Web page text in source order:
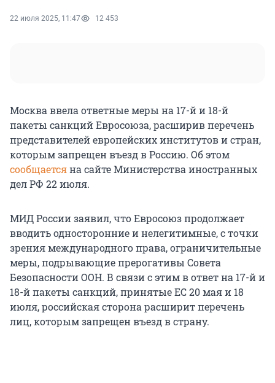
22 июля 2025, 11:47 12 453
Москва ввела ответные меры на 17-й и 18-й
пакеты санкций Евросоюза, расширив перечень
представителей европейских институтов и стран,
которым запрещен въезд в Россию. Об этом
сообщаетсяна сайте Министерства иностранных
дел РФ 22 июля.
МИД России заявил, что Евросоюз продолжает
вводить односторонние и нелегитимные, с точки
зрения международного права, ограничительные
меры, подрывающие прерогативы Совета
Безопасности ООН. В связи с этим в ответ на 17-й и
18-й пакеты санкций, принятые ЕС 20 мая и 18
июля, российская сторона расширит перечень
лиц, которым запрещен въезд в страну.